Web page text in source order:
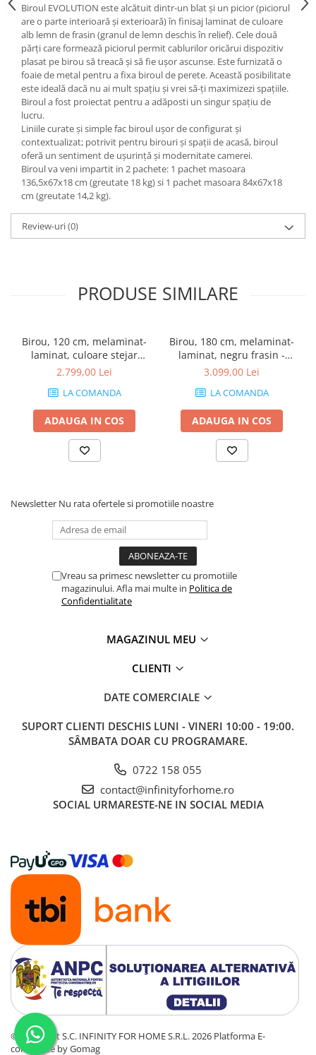
Biroul EVOLUTION este alcătuit dintr-un blat și un picior (piciorul
are o parte interioară și exterioară) în finisaj laminat de culoare
alb lemn de frasin (granul de lemn deschis în relief). Cele două
părți care formează piciorul permit cablurilor oricărui dispozitiv
plasat pe birou să treacă și să fie ușor ascunse. Este furnizată o
foaie de metal pentru a fixa biroul de perete. Această posibilitate
este ideală dacă nu ai mult spațiu și vrei să-ți maximizezi spațiile.
Biroul a fost proiectat pentru a adăposti un singur spațiu de
lucru.
Liniile curate și simple fac biroul ușor de configurat și
contextualizat; potrivit pentru birouri și spații de acasă, biroul
oferă un sentiment de ușurință și modernitate camerei.
Biroul va veni impartit in 2 pachete: 1 pachet masoara
136,5x67x18 cm (greutate 18 kg) si 1 pachet masoara 84x67x18
cm (greutate 14,2 kg).
Review-uri(0)
PRODUSE SIMILARE
Birou, 120 cm, melaminat-
laminat, culoare stejar
rustic - EVOLUTION
2.799,00 Lei
LA COMANDA
ADAUGA IN COS
Birou, 180 cm, melaminat-
laminat, negru frasin -
EVOLUTION
3.099,00 Lei
LA COMANDA
ADAUGA IN COS
Newsletter Nu rata ofertele si promotiile noastre
Vreau sa primesc newsletter cu promotiile
magazinului. Afla mai multe in Politica de
Confidentialitate
MAGAZINUL MEU
CLIENTI
DATE COMERCIALE
SUPORT CLIENTI DESCHIS LUNI - VINERI 10:00 - 19:00.
SÂMBATA DOAR CU PROGRAMARE.
0722 158 055
contact@infinityforhome.ro
SOCIAL URMARESTE-NE IN SOCIAL MEDIA
©Copyright S.C. INFINITY FOR HOME S.R.L. 2026 Platforma E-
commerce by Gomag